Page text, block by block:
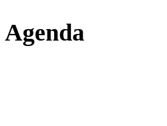
Agenda